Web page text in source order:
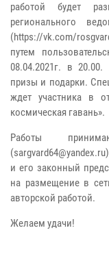
работой будет
регионального
(https://vk.com/
путем
08.04.2021г. в
призы и подарки.
ждет участника в
космическая гавань».
Работы
и его законный
на размещение в
авторской работой.
Желаем удачи!